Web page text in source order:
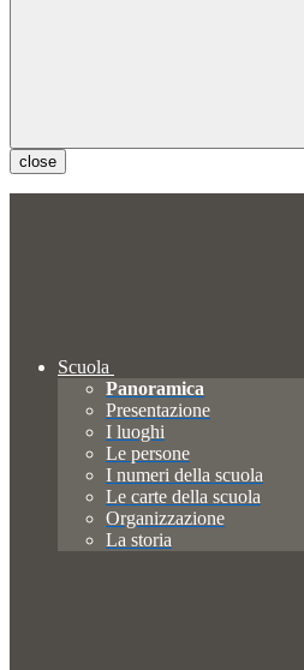
close
Scuola
Panoramica
Presentazione
I luoghi
Le persone
I numeri della scuola
Le carte della scuola
Organizzazione
La storia